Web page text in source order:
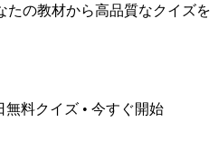
たの教材から高品質なクイズを
無料クイズ • 今すぐ開始